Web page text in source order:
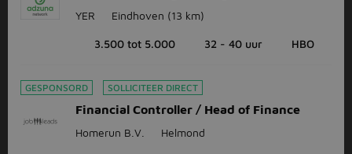
YER Eindhoven (13 km)
3.500 tot 5.000 32 - 40 uur HBO
GESPONSORD SOLLICITEER DIRECT
Financial Controller / Head of Finance
Homerun B.V. Helmond